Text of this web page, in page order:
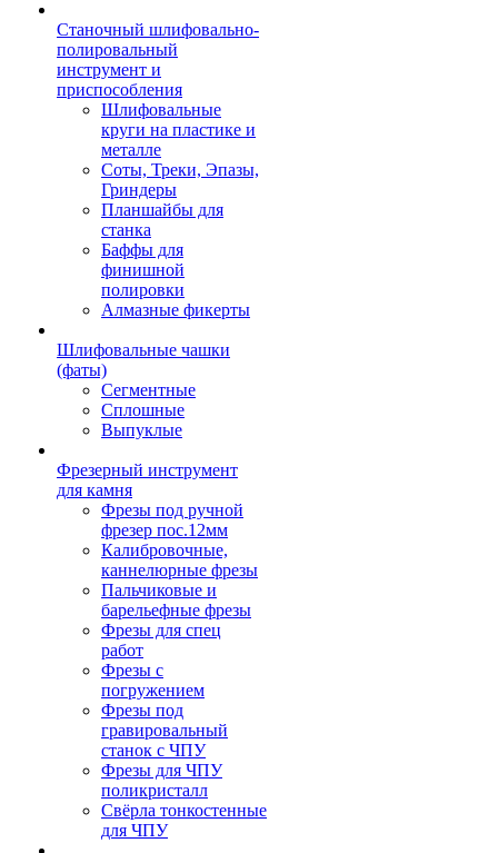
Станочный шлифовально-
полировальный
инструмент и
приспособления
Шлифовальные
круги на пластике и
металле
Соты, Треки, Эпазы,
Гриндеры
Планшайбы для
станка
Баффы для
финишной
полировки
Алмазные фикерты
Шлифовальные чашки
(фаты)
Сегментные
Сплошные
Выпуклые
Фрезерный инструмент
для камня
Фрезы под ручной
фрезер пос.12мм
Калибровочные,
каннелюрные фрезы
Пальчиковые и
барельефные фрезы
Фрезы для спец
работ
Фрезы с
погружением
Фрезы под
гравировальный
станок с ЧПУ
Фрезы для ЧПУ
поликристалл
Свёрла тонкостенные
для ЧПУ